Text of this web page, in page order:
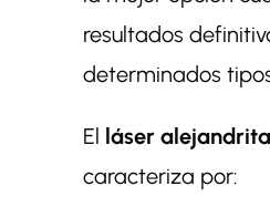
resultados
determinados
El láser alejandrita
caracteriza por: